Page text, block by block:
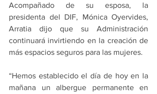
Acompañado de su esposa, la
presidenta del DIF, Mónica Oyervides,
Arratia dijo que su Administración
continuará invirtiendo en la creación de
más espacios seguros para las mujeres.
“Hemos establecido el día de hoy en la
mañana un albergue permanente en